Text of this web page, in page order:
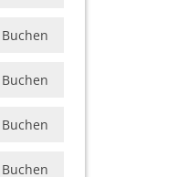
Buchen
Buchen
Buchen
Buchen